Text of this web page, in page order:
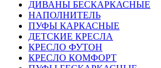
ДИВАНЫ БЕСКАРКАСНЫЕ
НАПОЛНИТЕЛЬ
ПУФЫ КАРКАСНЫЕ
ДЕТСКИЕ КРЕСЛА
КРЕСЛО ФУТОН
КРЕСЛО КОМФОРТ